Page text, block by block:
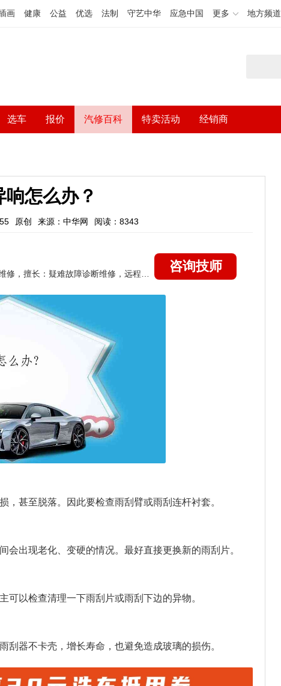
画 健康 公益 优选 法制 守艺中华 应急中国 更多 地方频道
选车 报价 汽修百科 特卖活动 经销商
怎么办？
原创 来源：中华网 阅读：8343
咨询技师
甚至脱落。因此要检查雨刮臂或雨刮连杆衬套。
出现老化、变硬的情况。最好直接更换新的雨刮片。
可以检查清理一下雨刮片或雨刮下边的异物。
器不卡壳，增长寿命，也避免造成玻璃的损伤。